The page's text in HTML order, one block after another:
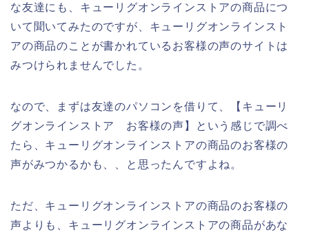
な友達にも、キューリグオンラインストアの商品につ
いて聞いてみたのですが、キューリグオンラインスト
アの商品のことが書かれているお客様の声のサイトは
みつけられませんでした。
なので、まずは友達のパソコンを借りて、【キューリ
グオンラインストア お客様の声】という感じで調べ
たら、キューリグオンラインストアの商品のお客様の
声がみつかるかも、、と思ったんですよね。
ただ、キューリグオンラインストアの商品のお客様の
声よりも、キューリグオンラインストアの商品があな